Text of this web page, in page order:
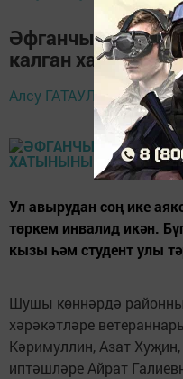
Әфганчылар
калган
Алсу ГАТАУЛЛИНА, 10
14:06
Ул авырудан соң ике
төркем инвалид икән.
кызы һәм студент улы
Шушы көннәрдә
хәрәкәтләре
Кәримуллин, Азат
иптәшләре Айрат